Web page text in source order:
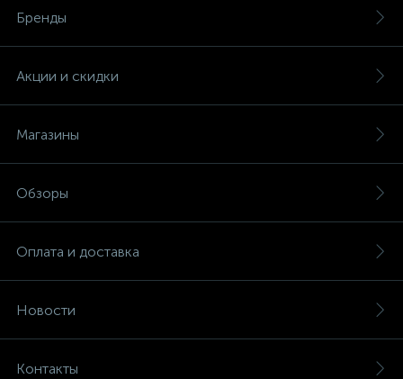
Бренды
Акции и скидки
Магазины
Обзоры
Оплата и доставка
Новости
Контакты